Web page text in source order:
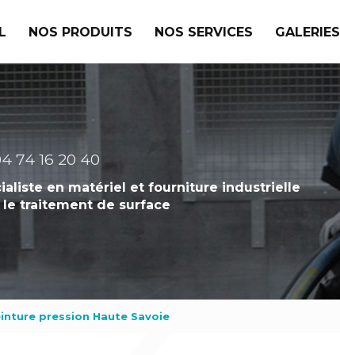
NOS PRODUITS NOS SERVICES GALERIES
74 16 20 40
en matériel et fourniture industrielle
le traitement de surface
pression Haute Savoie